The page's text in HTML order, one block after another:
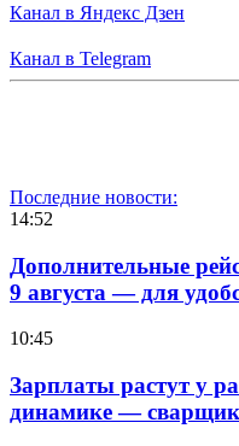
Канал в Яндекс Дзен
Канал в Telegram
Последние новости:
14:52
Дополнительные
9 августа — для
10:45
Зарплаты растут у
динамике —